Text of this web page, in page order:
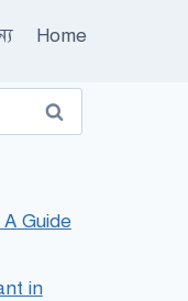
Home
Guide
in